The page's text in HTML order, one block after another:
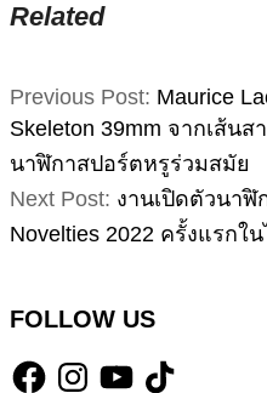
Related
2022-
04-
Previous Post: Maurice
Skeleton 39mm จากเส้น
นาฬิกาสปอร์ตหรูร่วมสมัย
Next Post: งานเปิดตัวนาฬิ
Novelties 2022 ครั้งแรกใ
FOLLOW US
FacebookInstagramYouTube
TikTok